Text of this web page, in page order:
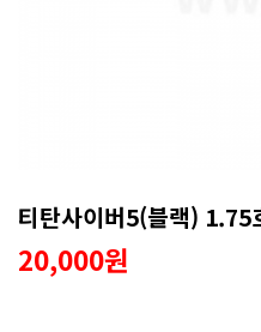
티탄사이버5(블랙) 1.75
20,000원